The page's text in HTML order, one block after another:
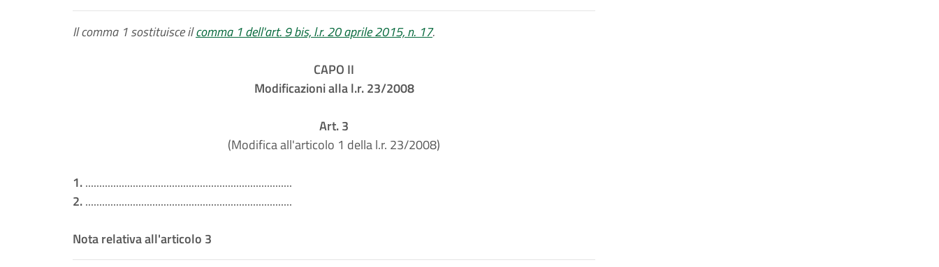
Il comma 1 sostituisce ilcomma 1 dell'art. 9 bis, l.r. 20 aprile 2015, n. 17.
CAPO II
Modificazioni alla l.r. 23/2008
Art. 3
(Modifica all'articolo 1 della l.r. 23/2008)
1...........................................................................
2...........................................................................
Nota relativa all'articolo 3